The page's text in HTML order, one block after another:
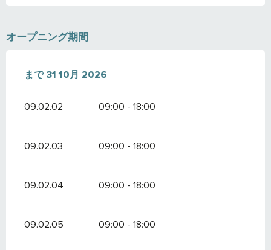
オープニング期間
より15 4月 2026で
まで31 10月 2026
09.02.02 09:00 - 18:00
09.02.03 09:00 - 18:00
09.02.04 09:00 - 18:00
09.02.05 09:00 - 18:00